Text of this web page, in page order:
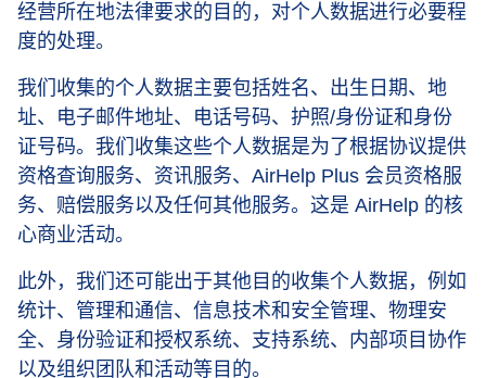
经营所在地法律要求的目的，对个人数据进行必要程
度的处理。
我们收集的个人数据主要包括姓名、出生日期、地
址、电子邮件地址、电话号码、护照/身份证和身份
证号码。我们收集这些个人数据是为了根据协议提供
资格查询服务、资讯服务、AirHelp Plus 会员资格服
务、赔偿服务以及任何其他服务。这是 AirHelp 的核
心商业活动。
此外，我们还可能出于其他目的收集个人数据，例如
统计、管理和通信、信息技术和安全管理、物理安
全、身份验证和授权系统、支持系统、内部项目协作
以及组织团队和活动等目的。